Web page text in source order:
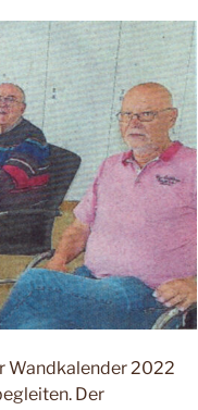
Wandkalender 2022
Der